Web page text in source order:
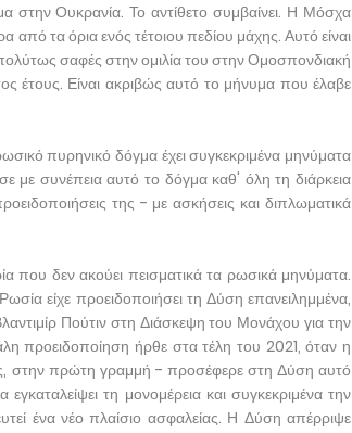
στην Ουκρανία. Το αντίθετο συμβαίνει. Η Μόσχα
από τα όρια ενός τέτοιου πεδίου μάχης. Αυτό είναι
σαφές στην ομιλία του στην Ομοσπονδιακή
έτους. Είναι ακριβώς αυτό το μήνυμα που έλαβε
πυρηνικό δόγμα έχει συγκεκριμένα μηνύματα
με συνέπεια αυτό το δόγμα καθ' όλη τη διάρκεια
της - με ασκήσεις και διπλωματικά
που δεν ακούει πεισματικά τα ρωσικά μηνύματα.
είχε προειδοποιήσει τη Δύση επανειλημμένα,
Πούτιν στη Διάσκεψη του Μονάχου για την
προειδοποίηση ήρθε στα τέλη του 2021, όταν η
στην πρώτη γραμμή - προσέφερε στη Δύση αυτό
τη μονομέρεια και συγκεκριμένα την
ένα νέο πλαίσιο ασφαλείας. Η Δύση απέρριψε